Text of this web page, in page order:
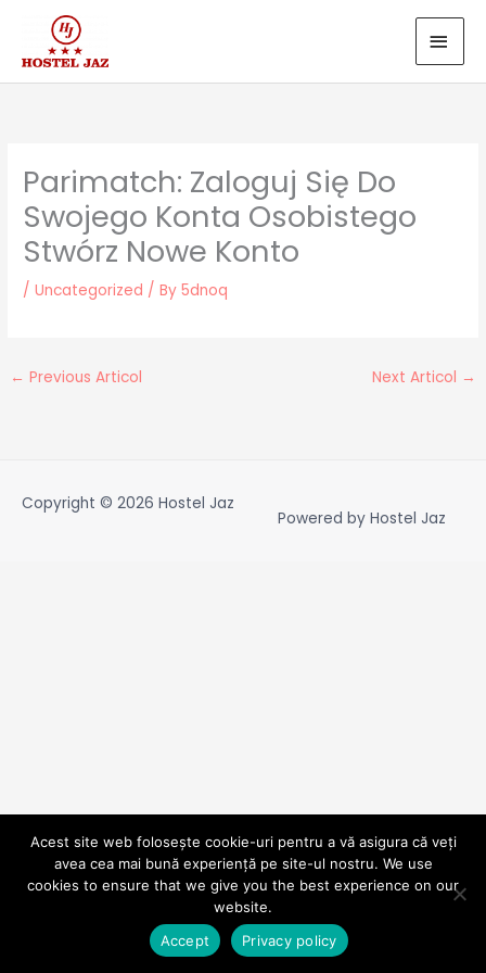
content
Parimatch: Zaloguj Się Do
Swojego Konta Osobistego
Stwórz Nowe Konto
/Uncategorized / By5dnoq
← Previous Articol Next Articol →
Copyright © 2026 Hostel Jaz
Powered by Hostel Jaz
Acest site web folosește cookie-uri pentru a vă asigura că veți
avea cea mai bună experiență pe site-ul nostru. We use
cookies to ensure that we give you the best experience on our
website.
Accept
Privacy policy